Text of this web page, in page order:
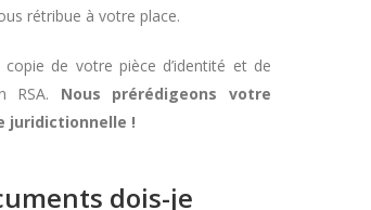
rétribue à votre place.
copie de votre pièce d’identité et de
RSA. Nous prérédigeons votre
juridictionnelle !
dois-je